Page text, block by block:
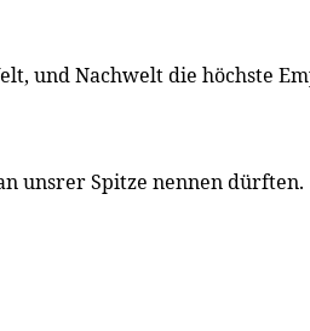
und Nachwelt die höchste
unsrer Spitze nennen dürften.